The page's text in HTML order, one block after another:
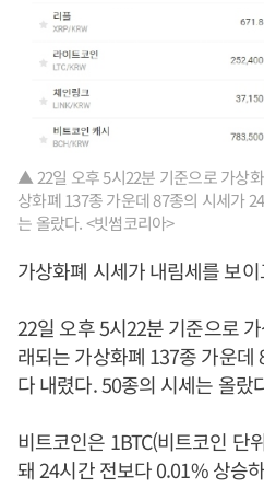
▲ 22일 오후 5시22분 기준으로 가상
상화폐 137종 가운데 87종의 시세가
는 올랐다. <빗썸코리아>
가상화폐 시세가 내림세를 보
22일 오후 5시22분 기준으로
래되는 가상화폐 137종 가운데
다 내렸다. 50종의 시세는 올랐
비트코인은 1BTC(비트코인 단
돼 24시간 전보다 0.01% 상승